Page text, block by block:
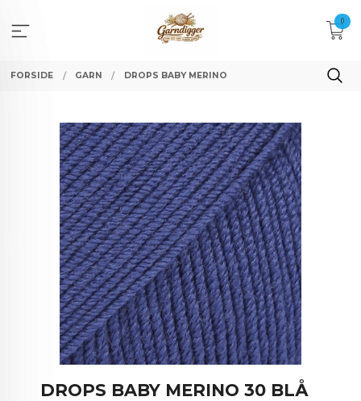
innholdet
0
FORSIDE GARN DROPS BABY MERINO
DROPS BABY MERINO 30 BLÅ